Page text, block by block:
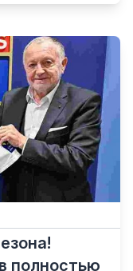
полностью